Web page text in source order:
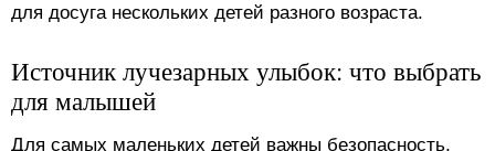
для досуга нескольких детей разного возраста.
Источник лучезарных улыбок: что выбрать
для малышей
Для самых маленьких детей важны безопасность,